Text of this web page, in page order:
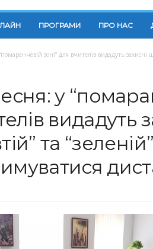
ПРОГРАМИ ПРО НАС
зоні” для вчителів видадуть захисні
у
видадуть
та